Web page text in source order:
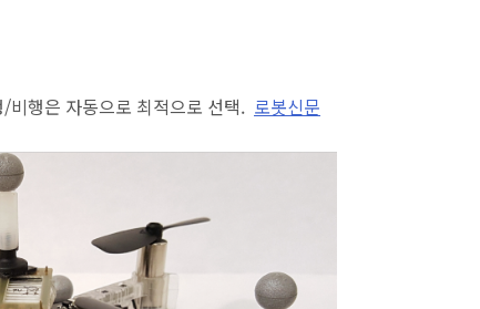
행은 자동으로 최적으로 선택. 로봇신문